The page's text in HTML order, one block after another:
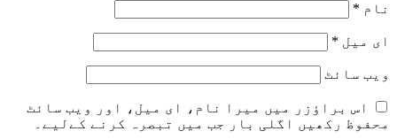
نام *
ای میل *
ویب‌ سائٹ
اس براؤزر میں میرا نام، ای میل، اور ویب سائٹ
محفوظ رکھیں اگلی بار جب میں تبصرہ کرنے کےلیے۔